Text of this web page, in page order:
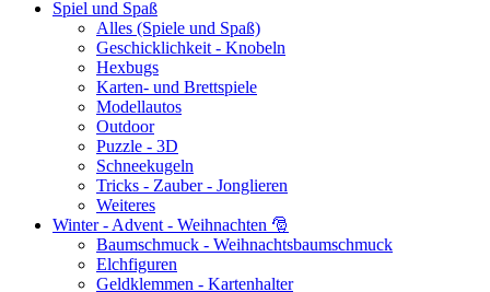
Spiel und Spaß
Alles (Spiele und Spaß)
Geschicklichkeit - Knobeln
Hexbugs
Karten- und Brettspiele
Modellautos
Outdoor
Puzzle - 3D
Schneekugeln
Tricks - Zauber - Jonglieren
Weiteres
Winter - Advent - Weihnachten 🎅
Baumschmuck - Weihnachtsbaumschmuck
Elchfiguren
Geldklemmen - Kartenhalter